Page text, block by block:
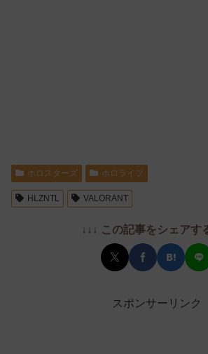
ホロスターズ ホロライブ
HLZNTL VALORANT
↓↓↓ この記事をシェアす
スポンサーリンク